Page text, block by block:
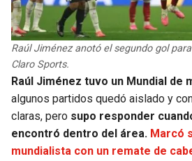
Raúl Jiménez anotó el segundo gol
Claro Sports.
Raúl Jiménez tuvo un Mundial de
algunos partidos quedó aislado y
claras, pero supo responder
encontró dentro del área. Marcó
mundialista con un remate de